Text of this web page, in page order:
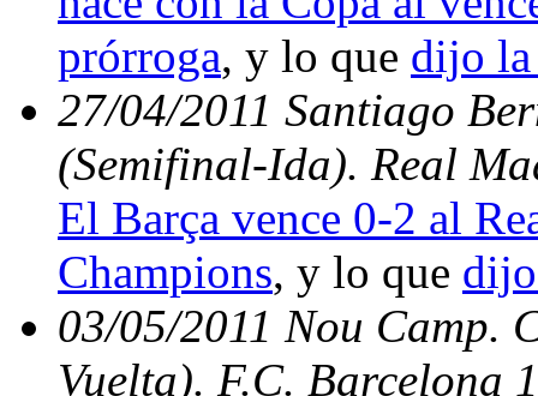
prórroga, y lo que dijo la
27/04/2011 Santiago
(Semifinal-Ida). Real
El Barça vence 0-2 al
Champions, y lo que
03/05/2011 Nou Camp.
Vuelta). F.C. Barcelona